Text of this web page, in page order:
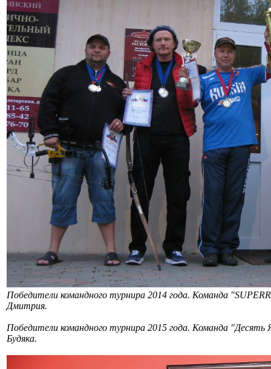
Победители командного турнира 2014 года. Команда
Дмитрия.
Победители командного турнира 2015 года. Команда
Будяка.